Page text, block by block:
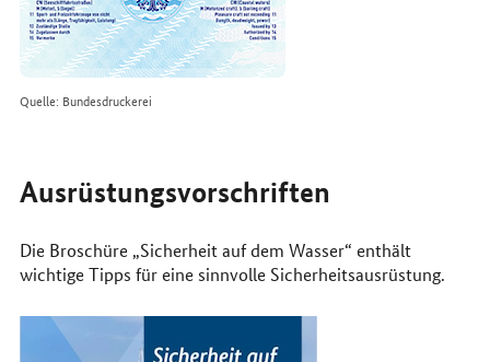
Quelle: Bundesdruckerei
Ausrüstungsvorschriften
Die Broschüre „Sicherheit auf dem Wasser“ enthält
wichtige Tipps für eine sinnvolle Sicherheitsausrüstung.